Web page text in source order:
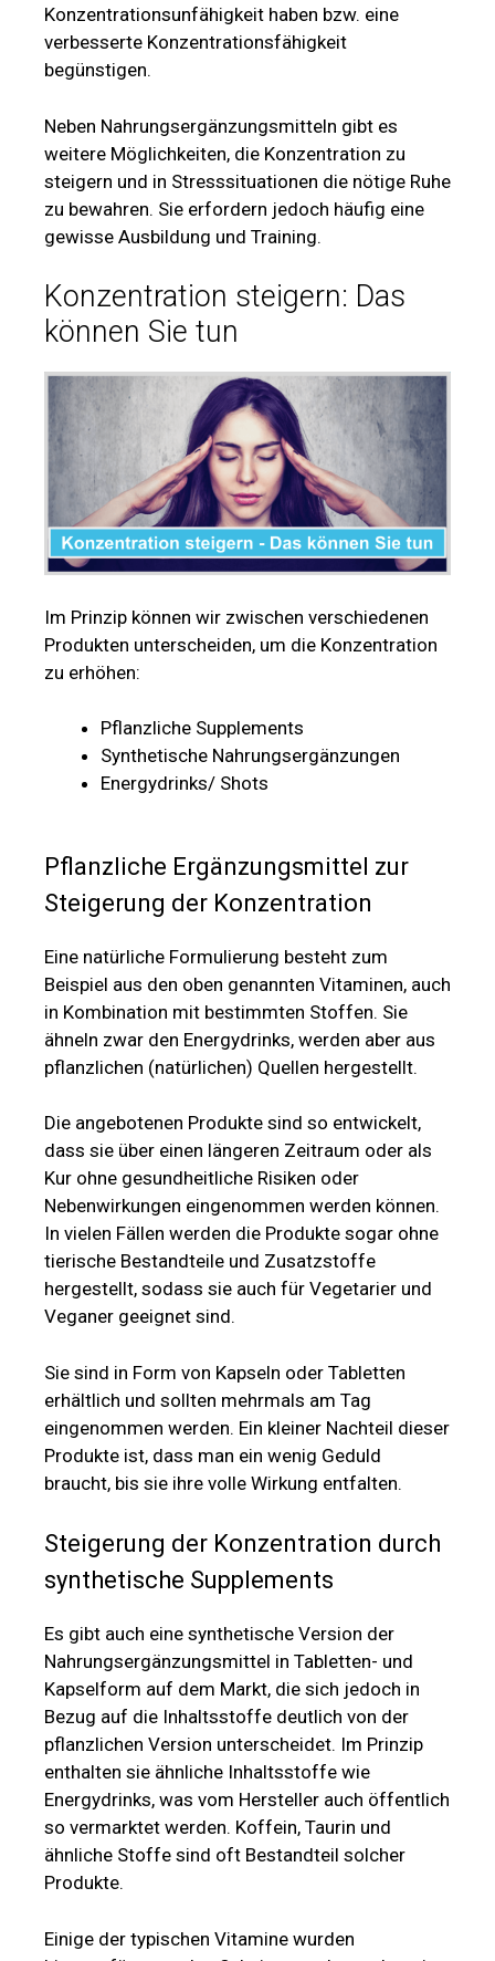
Konzentrationsunfähigkeit haben bzw. eine
verbesserte Konzentrationsfähigkeit
begünstigen.
Neben Nahrungsergänzungsmitteln gibt es
weitere Möglichkeiten, die Konzentration zu
steigern und in Stresssituationen die nötige Ruhe
zu bewahren. Sie erfordern jedoch häufig eine
gewisse Ausbildung und Training.
Konzentration steigern: Das
können Sie tun
Im Prinzip können wir zwischen verschiedenen
Produkten unterscheiden, um die Konzentration
zu erhöhen:
Pflanzliche Supplements
Synthetische Nahrungsergänzungen
Energydrinks/ Shots
Pflanzliche Ergänzungsmittel zur
Steigerung der Konzentration
Eine natürliche Formulierung besteht zum
Beispiel aus den oben genannten Vitaminen, auch
in Kombination mit bestimmten Stoffen. Sie
ähneln zwar den Energydrinks, werden aber aus
pflanzlichen (natürlichen) Quellen hergestellt.
Die angebotenen Produkte sind so entwickelt,
dass sie über einen längeren Zeitraum oder als
Kur ohne gesundheitliche Risiken oder
Nebenwirkungen eingenommen werden können.
In vielen Fällen werden die Produkte sogar ohne
tierische Bestandteile und Zusatzstoffe
hergestellt, sodass sie auch für Vegetarier und
Veganer geeignet sind.
Sie sind in Form von Kapseln oder Tabletten
erhältlich und sollten mehrmals am Tag
eingenommen werden. Ein kleiner Nachteil dieser
Produkte ist, dass man ein wenig Geduld
braucht, bis sie ihre volle Wirkung entfalten.
Steigerung der Konzentration durch
synthetische Supplements
Es gibt auch eine synthetische Version der
Nahrungsergänzungsmittel in Tabletten- und
Kapselform auf dem Markt, die sich jedoch in
Bezug auf die Inhaltsstoffe deutlich von der
pflanzlichen Version unterscheidet. Im Prinzip
enthalten sie ähnliche Inhaltsstoffe wie
Energydrinks, was vom Hersteller auch öffentlich
so vermarktet werden. Koffein, Taurin und
ähnliche Stoffe sind oft Bestandteil solcher
Produkte.
Einige der typischen Vitamine wurden